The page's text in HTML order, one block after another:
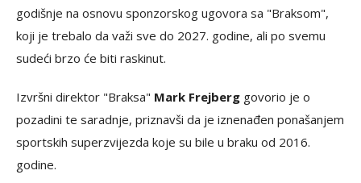
godišnje na osnovu sponzorskog ugovora sa "Braksom",
koji je trebalo da važi sve do 2027. godine, ali po svemu
sudeći brzo će biti raskinut.
Izvršni direktor "Braksa" Mark Frejberg govorio je o
pozadini te saradnje, priznavši da je iznenađen ponašanjem
sportskih superzvijezda koje su bile u braku od 2016.
godine.